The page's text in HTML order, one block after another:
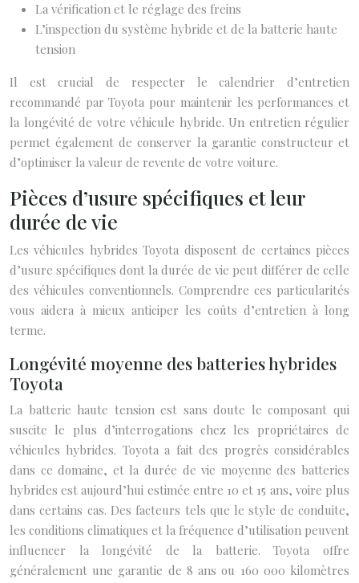
La vérification et le réglage des freins
L’inspection du système hybride et de la batterie haute
tension
Il est crucial de respecter le calendrier d’entretien
recommandé par Toyota pour maintenir les performances et
la longévité de votre véhicule hybride. Un entretien régulier
permet également de conserver la garantie constructeur et
d’optimiser la valeur de revente de votre voiture.
Pièces d’usure spécifiques et leur
durée de vie
Les véhicules hybrides Toyota disposent de certaines pièces
d’usure spécifiques dont la durée de vie peut différer de celle
des véhicules conventionnels. Comprendre ces particularités
vous aidera à mieux anticiper les coûts d’entretien à long
terme.
Longévité moyenne des batteries hybrides
Toyota
La batterie haute tension est sans doute le composant qui
suscite le plus d’interrogations chez les propriétaires de
véhicules hybrides. Toyota a fait des progrès considérables
dans ce domaine, et la durée de vie moyenne des batteries
hybrides est aujourd’hui estimée entre 10 et 15 ans, voire plus
dans certains cas. Des facteurs tels que le style de conduite,
les conditions climatiques et la fréquence d’utilisation peuvent
influencer la longévité de la batterie. Toyota offre
généralement une garantie de 8 ans ou 160 000 kilomètres